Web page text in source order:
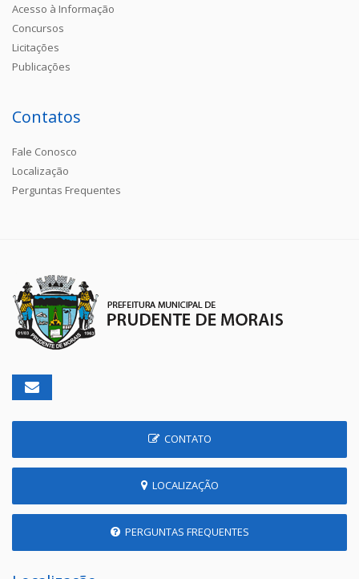
Acesso à Informação
Concursos
Licitações
Publicações
Contatos
Fale Conosco
Localização
Perguntas Frequentes
CONTATO
LOCALIZAÇÃO
PERGUNTAS FREQUENTES